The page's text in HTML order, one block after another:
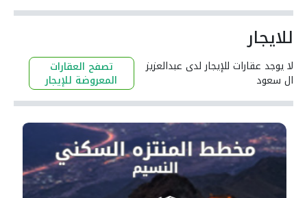
للايجار
لا يوجد عقارات للإيجار لدى عبدالعزيز
ال سعود
تصفح العقارات
المعروضة للإيجار